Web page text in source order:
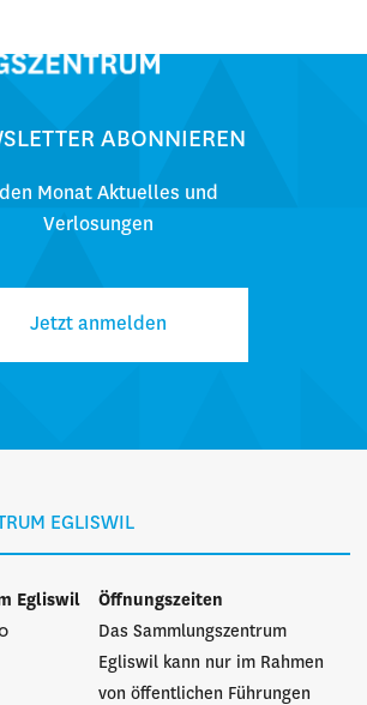
ABONNIEREN
Monat Aktuelles und
Verlosungen
Jetzt anmelden
EGLISWIL
Egliswil
Öffnungszeiten
Das Sammlungszentrum
Egliswil kann nur im Rahmen
von öffentlichen Führungen